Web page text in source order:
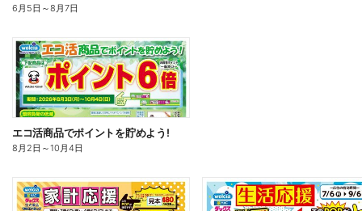
6月5日 ～8月7日
エコ活商品でポイントを貯めよう!
8月2日 ～10月4日